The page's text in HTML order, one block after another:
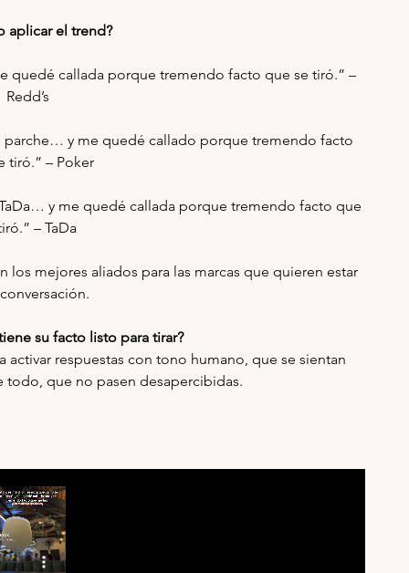
aplicar el trend?
callada porque tremendo facto que se tiró.” –
Redd’s
y me quedé callado porque tremendo facto
tiró.” – Poker
y me quedé callada porque tremendo facto que
– TaDa
los mejores aliados para las marcas que quieren estar
su facto listo para tirar?
respuestas con tono humano, que se sientan
todo, que no pasen desapercibidas.